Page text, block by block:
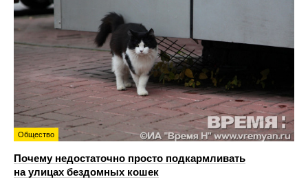
Общество
Почему недостаточно просто подкармливать
на улицах бездомных кошек